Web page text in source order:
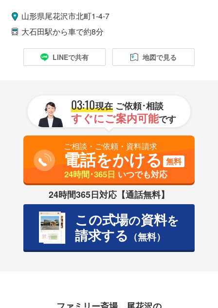
山形県尾花沢市北町1-4-7
大石田駅から車で約8分
LINEで共有 地図で見る
03:10現在ご依頼･相談
すぐにご案内可能です
ご相談・ご依頼・資料請求
電話をかける 無料
24時間･365日 いつでも対応
24時間365日対応【通話無料】
この式場の資料を
請求する （無料）